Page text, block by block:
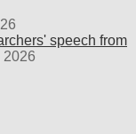
speech from
2026